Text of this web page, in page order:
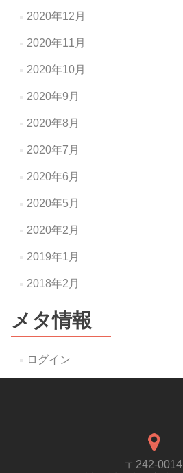
2020年12月
2020年11月
2020年10月
2020年9月
2020年8月
2020年7月
2020年6月
2020年5月
2020年2月
2019年1月
2018年2月
メタ情報
ログイン
〒242-0014